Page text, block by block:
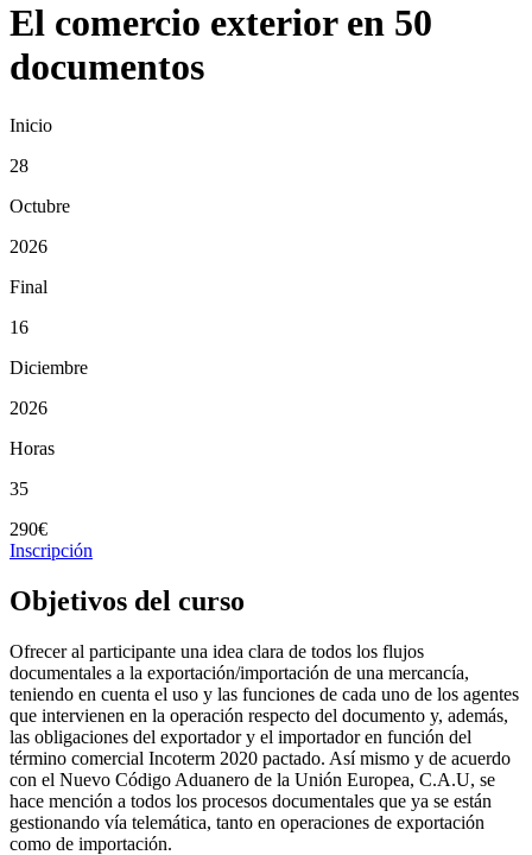
El comercio exterior en 50
documentos
Inicio
28
Octubre
2026
Final
16
Diciembre
2026
Horas
35
290€
Inscripción
Objetivos del curso
Ofrecer al participante una idea clara de todos los flujos
documentales a la exportación/importación de una mercancía,
teniendo en cuenta el uso y las funciones de cada uno de los agentes
que intervienen en la operación respecto del documento y, además,
las obligaciones del exportador y el importador en función del
término comercial Incoterm 2020 pactado. Así mismo y de acuerdo
con el Nuevo Código Aduanero de la Unión Europea, C.A.U, se
hace mención a todos los procesos documentales que ya se están
gestionando vía telemática, tanto en operaciones de exportación
como de importación.